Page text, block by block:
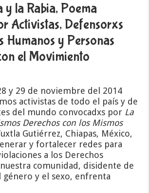
y la Rabia, Poema
Activistas, Defensorxs
Humanos y Personas
el Movimiento
y 29 de noviembre del 2014
activistas de todo el país y de
del mundo convocadxs por La
Derechos con los Mismos
Gutiérrez, Chiapas, México,
y fortalecer redes para
a los Derechos
comunidad, disidente de
género y el sexo, enfrenta